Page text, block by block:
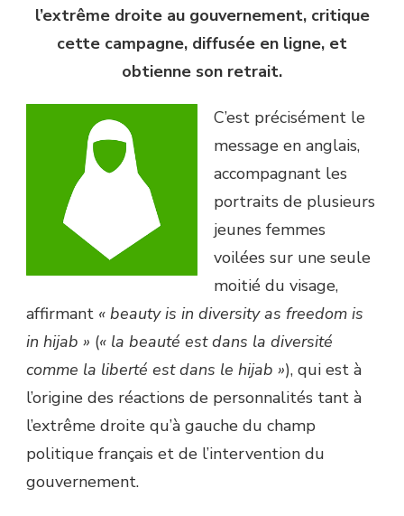
l’extrême droite au gouvernement, critique
cette campagne, diffusée en ligne, et
obtienne son retrait.
C’est précisément le
message en anglais,
accompagnant les
portraits de plusieurs
jeunes femmes
voilées sur une seule
moitié du visage,
affirmant « beauty is in diversity as freedom is
in hijab » (« la beauté est dans la diversité
comme la liberté est dans le hijab »), qui est à
l’origine des réactions de personnalités tant à
l’extrême droite qu’à gauche du champ
politique français et de l’intervention du
gouvernement.